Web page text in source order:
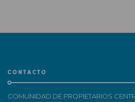
CONTACTO
COMUNIDAD DE PROPIETARIOS